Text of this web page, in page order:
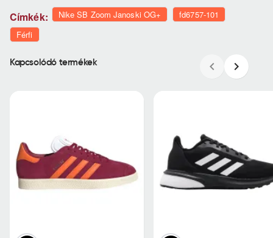
Címkék: Nike SB Zoom Janoski OG+
fd6757-101
Férfi
Kapcsolódó termékek